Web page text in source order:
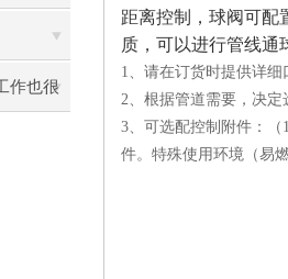
作也很
距离控制，球阀可配
质，可以进行管线通
1、请在订货时提供详
2、根据管道需要，决
3、可选配控制附件：
件。特殊使用环境（易